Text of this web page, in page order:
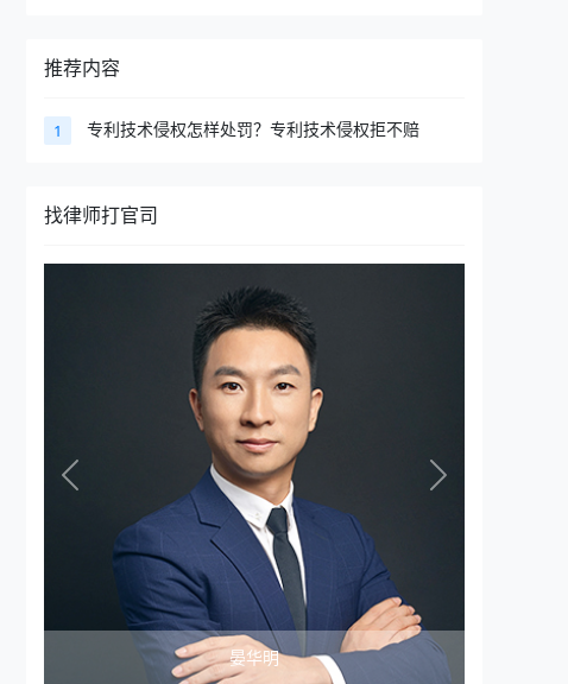
推荐内容
1 专利技术侵权怎样处罚？专利技术侵权拒不赔
找律师打官司
晏华明
Previous Next